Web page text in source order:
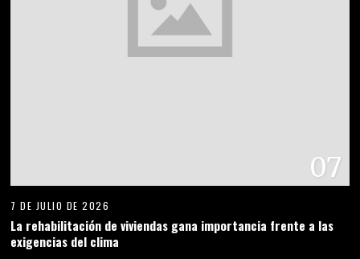
07
7 DE JULIO DE 2026
La rehabilitación de viviendas gana importancia frente a las
exigencias del clima